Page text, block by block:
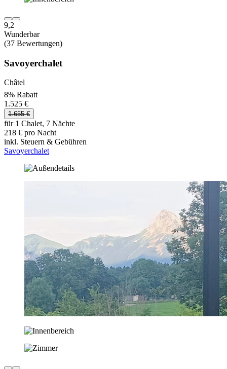
9,2
Wunderbar
(37 Bewertungen)
Savoyerchalet
Châtel
8% Rabatt
1.525 €
1.655 €
für 1 Chalet, 7 Nächte
218 € pro Nacht
inkl. Steuern & Gebühren
Savoyerchalet